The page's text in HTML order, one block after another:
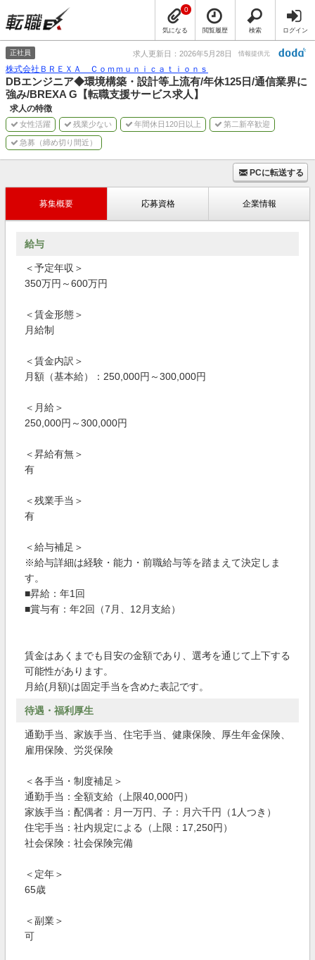
気になる
0
閲覧履歴 検索 ログイン
正社員 求人更新日：2026年5月28日 情報提供元
株式会社ＢＲＥＸＡ Ｃｏｍｍｕｎｉｃａｔｉｏｎｓ
DBエンジニア◆環境構築・設計等上流有/年休125日/通信業界に
強み/BREXA G【転職支援サービス求人】
求人の特徴
女性活躍 残業少ない 年間休日120日以上 第二新卒歓迎
急募（締め切り間近）
PCに転送する
募集概要 応募資格 企業情報
給与
＜予定年収＞
350万円～600万円
＜賃金形態＞
月給制
＜賃金内訳＞
月額（基本給）：250,000円～300,000円
＜月給＞
250,000円～300,000円
＜昇給有無＞
有
＜残業手当＞
有
＜給与補足＞
※給与詳細は経験・能力・前職給与等を踏まえて決定しま
す。
■昇給：年1回
■賞与有：年2回（7月、12月支給）
賃金はあくまでも目安の金額であり、選考を通じて上下する
可能性があります。
月給(月額)は固定手当を含めた表記です。
待遇・福利厚生
通勤手当、家族手当、住宅手当、健康保険、厚生年金保険、
雇用保険、労災保険
＜各手当・制度補足＞
通勤手当：全額支給（上限40,000円）
家族手当：配偶者：月一万円、子：月六千円（1人つき）
住宅手当：社内規定による（上限：17,250円）
社会保険：社会保険完備
＜定年＞
65歳
＜副業＞
可